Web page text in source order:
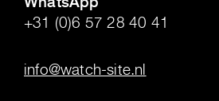
+31 (0)6 57 28 40 41
info@watch-site.nl